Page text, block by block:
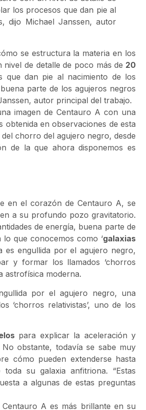
los procesos que dan pie al
dijo Michael Janssen, autor
se estructura la materia en los
de detalle de poco más de 20
que dan pie al nacimiento de los
parte de los agujeros negros
autor principal del trabajo.
imagen de Centauro A con una
obtenida en observaciones de esta
chorro del agujero negro, desde
de la que ahora disponemos es
en el corazón de Centauro A, se
a su profundo pozo gravitatorio.
de energía, buena parte de
que conocemos como ‘galaxias
es engullida por el agujero negro,
y formar los llamados ‘chorros
astrofísica moderna.
por el agujero negro, una
‘chorros relativistas’, uno de los
para explicar la aceleración y
obstante, todavía se sabe muy
cómo pueden extenderse hasta
su galaxia anfitriona. “Estas
a algunas de estas preguntas
A es más brillante en su